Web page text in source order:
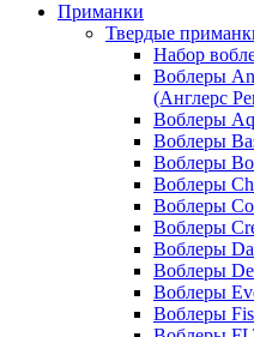
Приманки
Твердые
Набор
Воблеры
(Англерс
Воблеры
Воблеры
Воблеры
Воблеры
Воблеры
Воблеры
Воблеры
Воблеры
Воблеры
Воблеры